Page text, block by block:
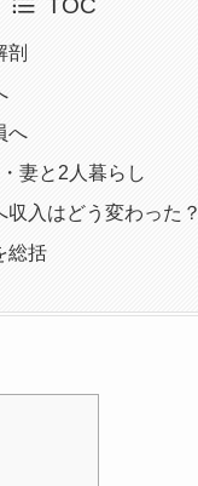
TOC
剖
へ
妻と2人暮らし
入はどう変わった？
総括